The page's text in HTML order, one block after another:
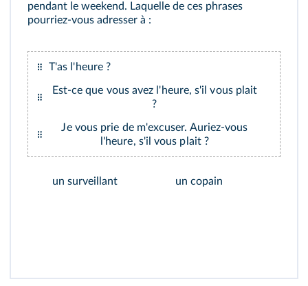
pendant le weekend. Laquelle de ces phrases
pourriez-vous adresser à :
T'as l'heure ?
Est-ce que vous avez l'heure, s'il vous plait
?
Je vous prie de m'excuser. Auriez-vous
l'heure, s'il vous plait ?
un surveillant un copain